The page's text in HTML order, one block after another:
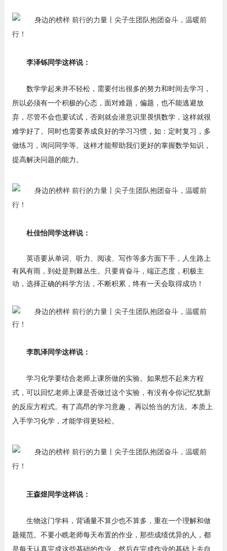
李泽铄同学这样说：
数学学起来并不轻松，需要付出很多的努力和时间去学习，
所以必须有一个积极的心态，面对难题，偏题，也不能逃避放
弃，尽管不会也要试试，否则就会潜意识里畏惧数学，这样就很
难学好了。同时也需要养成良好的学习习惯，如：定时复习，多
做练习，询问同学等。这样才能帮助我们更好的掌握数学知识，
提高解决问题的能力。
杜佳怡同学这样说：
英语要从单词、听力、阅读、写作等多方面下手，人生路上
有风有雨，到处是荆棘丛生。只要肯奋斗，端正态度，积极主
动，选择正确的科学方法，不断积累，终有一天会取得成功！
李凯泽同学这样说：
学习化学要结合老师上课所做的实验。如果想不起来方程
式，可以回忆老师上课是否做过这个实验，有没有令你记忆犹新
的反应方程式。有了高昂的学习意趣， 再以恰当的方法。本质上
入手学习化学，才能学得更轻松。
王森煜同学这样说：
生物这门学科，背诵量不算少也不算多，重在一个理解和做
题规范。不要小瞧老师每天布置的作业，那些成绩优异的人，都
是每天认真完成这些基础的作业，然后在完成作业的基础上去自